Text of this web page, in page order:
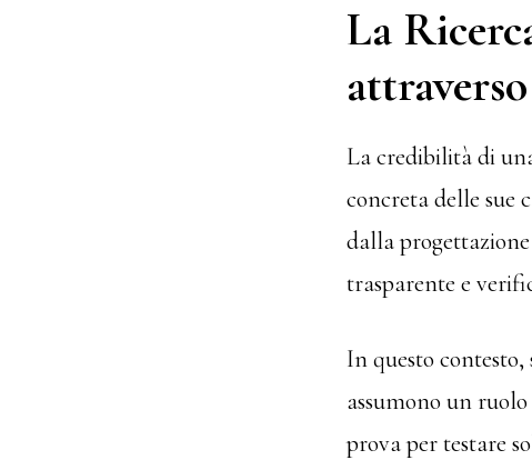
La
La credibilità di
concreta delle sue
dalla
trasparente e
In questo
assumono un
prova per testare